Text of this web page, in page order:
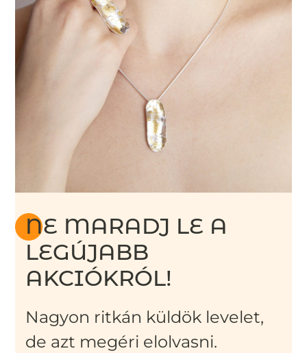
NE MARADJ LE A
LEGÚJABB
AKCIÓKRÓL!
Nagyon ritkán küldök levelet,
de azt megéri elolvasni.